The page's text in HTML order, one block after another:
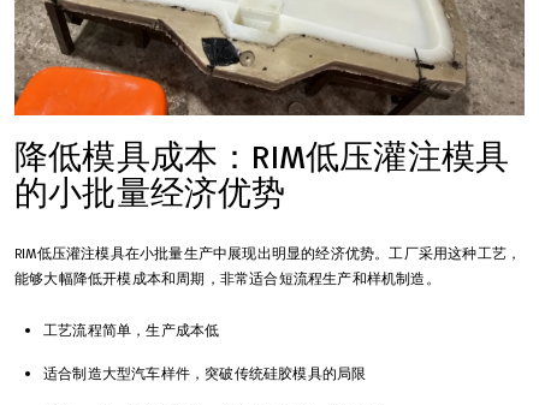
降低模具成本：RIM低压灌注模具
的小批量经济优势
RIM低压灌注模具在小批量生产中展现出明显的经济优势。工厂采用这种工艺，
能够大幅降低开模成本和周期，非常适合短流程生产和样机制造。
工艺流程简单，生产成本低
适合制造大型汽车样件，突破传统硅胶模具的局限